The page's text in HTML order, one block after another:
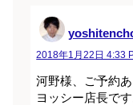
2018年1月22日 4:33
河野様、ご予約
ヨッシー店長です